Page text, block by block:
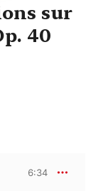
sur
40
6:34